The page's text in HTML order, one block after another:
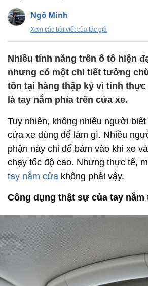
Ngô Minh
Xem các bài viết của tác giả
Nhiều tính năng trên ô tô hiện
nhưng có một chi tiết tưởng
tồn tại hàng thập kỷ vì tính
là tay nắm phía trên cửa xe.
Tuy nhiên, không nhiều người
cửa xe dùng để làm gì. Nhiều
phận này chỉ để bám vào khi xe
chạy tốc độ cao. Nhưng thực tế,
tay nắm cửa không phải vậy.
Công dụng thật sự của tay nắm